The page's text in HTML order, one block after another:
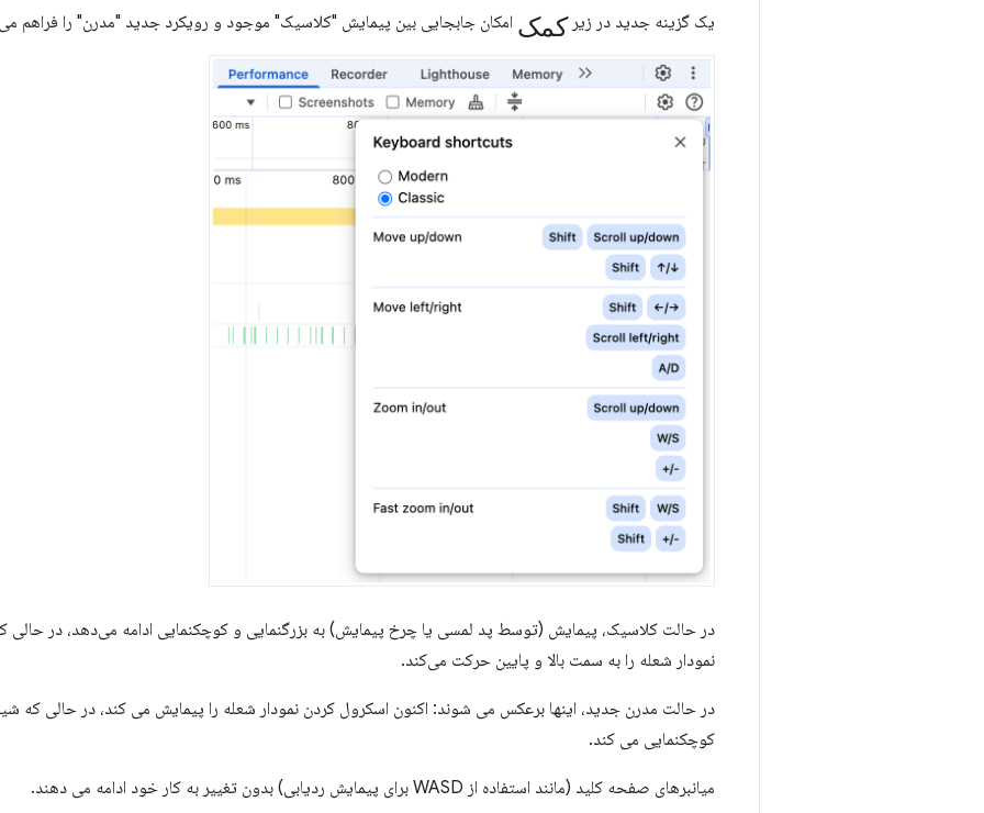
یک گزینه جدید در زیرکمک امکان جابجایی بین پیمایش "کلاسیک" موجود و رویکرد جدید "مدرن" را فراهم
نمودار شعله را به سمت بالا و پایین حرکت می‌کند.
در حالت مدرن جدید، اینها برعکس می شوند: اکنون اسکرول کردن نمودار شعله را پیمایش می کند، در حالی که
کوچکنمایی می کند.
میانبرهای صفحه کلید (مانند استفاده از WASD برای پیمایش ردیابی) بدون تغییر به کار خود ادامه می دهند.